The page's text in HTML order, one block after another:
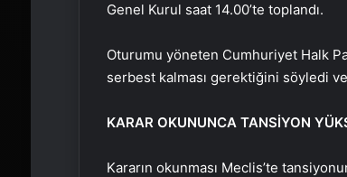
Genel Kurul saat 14.00’te toplandı.
Oturumu yöneten Cumhuriyet Halk
serbest kalması gerektiğini söyledi ve
KARAR OKUNUNCA TANSİYON
Kararın okunması Meclis’te